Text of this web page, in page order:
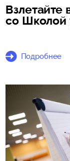
со Школой
Подробнее